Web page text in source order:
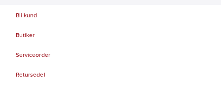
Bli kund
Butiker
Serviceorder
Retursedel